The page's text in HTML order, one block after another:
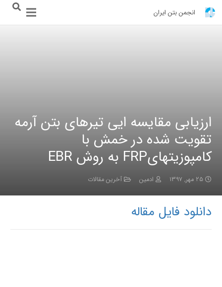
انجمن بتن ایران
ارزیابی مقایسه ایی تیرهای بتن آرمه
تقویت شده در خمش با
کامپوزیتهایFRP به روش EBR
۲۵ مهر, ۱۳۹۷ ادمین آخرین مقالات
دانلود فایل مقاله